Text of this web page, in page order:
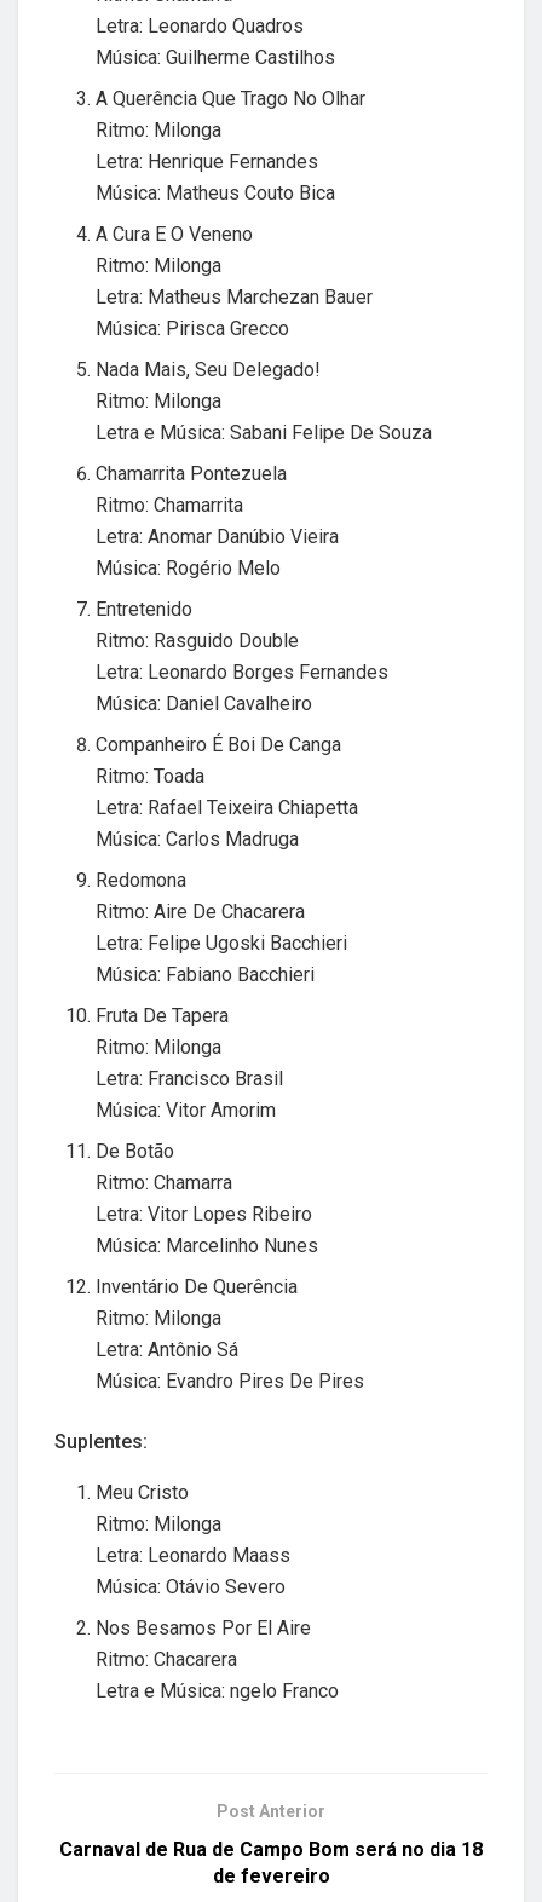
Letra: Leonardo Quadros
Música: Guilherme Castilhos
A Querência Que Trago No Olhar
Ritmo: Milonga
Letra: Henrique Fernandes
Música: Matheus Couto Bica
A Cura E O Veneno
Ritmo: Milonga
Letra: Matheus Marchezan Bauer
Música: Pirisca Grecco
Nada Mais, Seu Delegado!
Ritmo: Milonga
Letra e Música: Sabani Felipe De Souza
Chamarrita Pontezuela
Ritmo: Chamarrita
Letra: Anomar Danúbio Vieira
Música: Rogério Melo
Entretenido
Ritmo: Rasguido Double
Letra: Leonardo Borges Fernandes
Música: Daniel Cavalheiro
Companheiro É Boi De Canga
Ritmo: Toada
Letra: Rafael Teixeira Chiapetta
Música: Carlos Madruga
Redomona
Ritmo: Aire De Chacarera
Letra: Felipe Ugoski Bacchieri
Música: Fabiano Bacchieri
Fruta De Tapera
Ritmo: Milonga
Letra: Francisco Brasil
Música: Vitor Amorim
De Botão
Ritmo: Chamarra
Letra: Vitor Lopes Ribeiro
Música: Marcelinho Nunes
Inventário De Querência
Ritmo: Milonga
Letra: Antônio Sá
Música: Evandro Pires De Pires
Suplentes:
Meu Cristo
Ritmo: Milonga
Letra: Leonardo Maass
Música: Otávio Severo
Nos Besamos Por El Aire
Ritmo: Chacarera
Letra e Música: ngelo Franco
Post Anterior
Carnaval de Rua de Campo Bom será no dia 18
de fevereiro